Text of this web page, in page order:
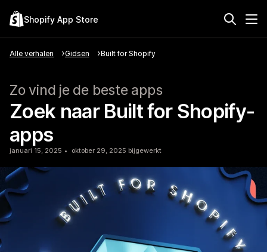
Shopify App Store
Alle verhalen Gidsen Built for Shopify
Zo vind je de beste apps
Zoek naar Built for Shopify-
apps
januari 15, 2025 oktober 29, 2025 bijgewerkt